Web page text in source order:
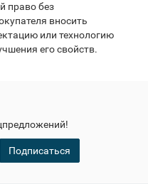
право без
вносить
или технологию
его свойств.
Подписаться